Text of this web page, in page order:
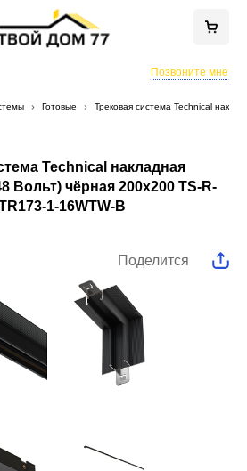
Позвоните мне
Готовые Трековая система Technical
Technical накладная
Вольт) чёрная 200x200 TS-R-
1-16WTW-B
Поделится